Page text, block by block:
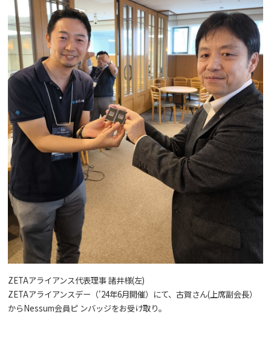
ZETAアライアンス代表理事 諸井様(左)
ZETAアライアンスデー（'24年6月開催）にて、古賀さん(上席副会長）
からNessum会員ピ ンバッジをお受け取り。